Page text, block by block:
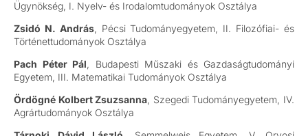
Ügynökség, I. Nyelv- és Irodalomtudományok Osztálya
Zsidó N. András, Pécsi Tudományegyetem, II. Filozófiai- és
Történettudományok Osztálya
Pach Péter Pál , Budapesti Műszaki és Gazdaságtudományi
Egyetem, III. Matematikai Tudományok Osztálya
Ördögné Kolbert Zsuzsanna , Szegedi Tudományegyetem, IV.
Agrártudományok Osztálya